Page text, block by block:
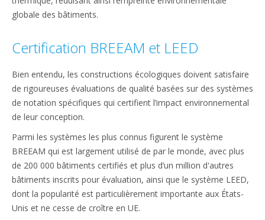
globale des bâtiments.
Certification BREEAM et LEED
Bien entendu, les constructions écologiques doivent satisfaire
de rigoureuses évaluations de qualité basées sur des systèmes
de notation spécifiques qui certifient l’impact environnemental
de leur conception.
Parmi les systèmes les plus connus figurent le système
BREEAM qui est largement utilisé de par le monde, avec plus
de 200 000 bâtiments certifiés et plus d’un million d'autres
bâtiments inscrits pour évaluation, ainsi que le système LEED,
dont la popularité est particulièrement importante aux États-
Unis et ne cesse de croître en UE.